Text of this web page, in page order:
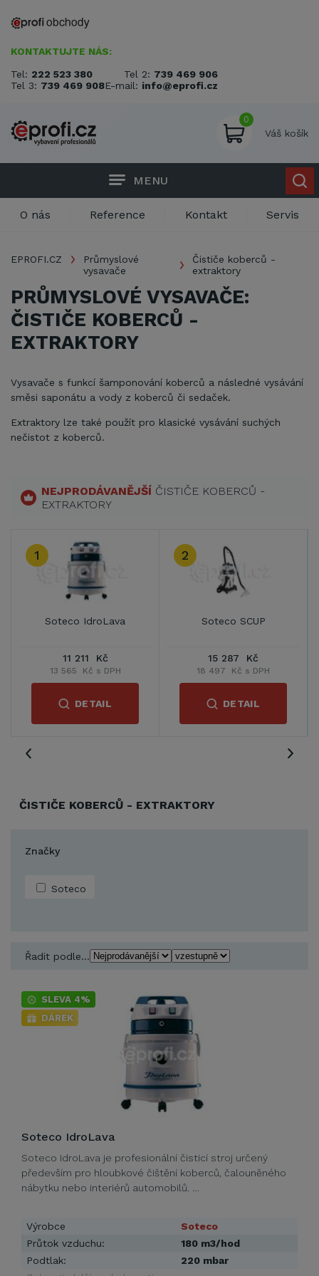
KONTAKTUJTE NÁS:
Tel: 222 523 380 Tel 2: 739 469 906
Tel 3: 739 469 908E-mail: info@eprofi.cz
0
Váš košík
MENU
O nás Reference Kontakt Servis
EPROFI.CZ
Průmyslové
vysavače
Čističe koberců -
extraktory
PRŮMYSLOVÉ VYSAVAČE:
ČISTIČE KOBERCŮ -
EXTRAKTORY
Vysavače s funkcí šamponování koberců a následné vysávání
směsi saponátu a vody z koberců či sedaček.
Extraktory lze také použít pro klasické vysávání suchých
nečistot z koberců.
NEJPRODÁVANĚJŠÍ ČISTIČE KOBERCŮ -
EXTRAKTORY
Soteco SCUP
15 287 Kč
18 497 Kč s DPH
DETAIL
Soteco LAVA
11 211 Kč
13 565 Kč s DPH
DETAIL
ČISTIČE KOBERCŮ - EXTRAKTORY
Značky
Soteco
Řadit podle...
SLEVA 4%
DÁREK
Soteco IdroLava
Soteco IdroLava je profesionální čisticí stroj určený
především pro hloubkové čištění koberců, čalouněného
nábytku nebo interiérů automobilů. …
Výrobce
Soteco
Průtok vzduchu:
180 m3/hod
Podtlak:
220 mbar